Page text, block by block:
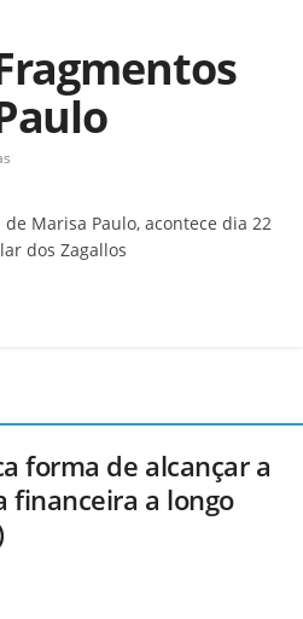
Marisa Paulo, acontece dia 22
dos Zagallos
forma de alcançar a
financeira a longo